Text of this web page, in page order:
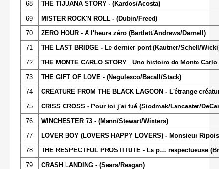
68
THE TIJUANA STORY - (Kardos/Acosta)
69
MISTER ROCK'N ROLL - (Dubin/Freed)
70
ZERO HOUR - A l'heure zéro (Bartlett/Andrews/Darnell)
71
THE LAST BRIDGE - Le dernier pont (Kautner/Schell/
72
THE MONTE CARLO STORY - Une histoire de Monte
73
THE GIFT OF LOVE - (Negulesco/Bacall/Stack)
74
CREATURE FROM THE BLACK LAGOON - L'étrange
75
CRISS CROSS - Pour toi j'ai tué (Siodmak/Lancaster/
76
WINCHESTER 73 - (Mann/Stewart/Winters)
77
LOVER BOY (LOVERS HAPPY LOVERS) - Monsieur
78
THE RESPECTFUL PROSTITUTE - La p… respectueuse
79
CRASH LANDING - (Sears/Reagan)